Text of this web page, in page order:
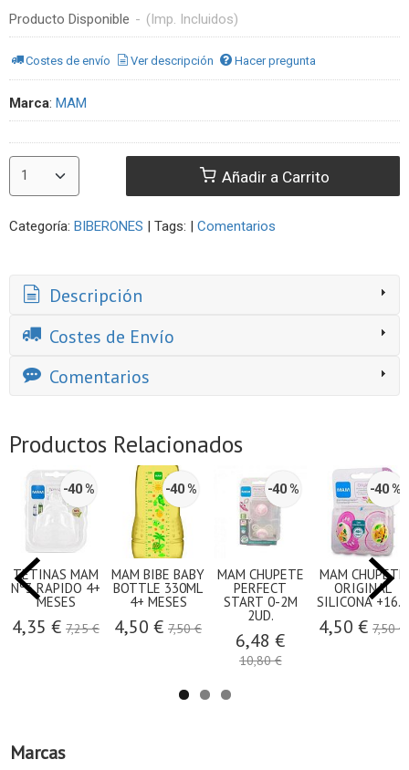
Marcas
Producto Disponible - (Imp. Incluidos)
Costes de envío Ver descripción Hacer pregunta
Marca: MAM
Añadir a Carrito
Categoría: BIBERONES | Tags: | Comentarios
Descripción
Costes de Envío
Comentarios
Productos Relacionados
-40 %
TETINAS MAM
Nº3 RAPIDO 4+
MESES
4,35 € 7,25 €
-40 %
MAM BIBE BABY
BOTTLE 330ML
4+ MESES
4,50 € 7,50 €
-40 %
MAM CHUPETE
PERFECT
START 0-2M
2UD.
6,48 €
10,80 €
-40 %
MAM CHUPETE
ORIGINAL
SILICONA +16...
4,50 € 7,50 €